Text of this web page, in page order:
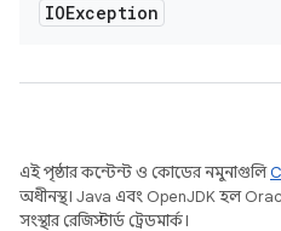
IOException
এই পৃষ্ঠার কন্টেন্ট ও কোডের নমুনাগুলি
অধীনস্থ। Java এবং OpenJDK হল
সংস্থার রেজিস্টার্ড ট্রেডমার্ক।